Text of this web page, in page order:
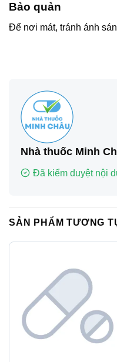
Bảo quản
Để nơi mát, tránh ánh
Nhà thuốc Minh
Đã kiểm duyệt nội
SẢN PHẨM TƯƠNG